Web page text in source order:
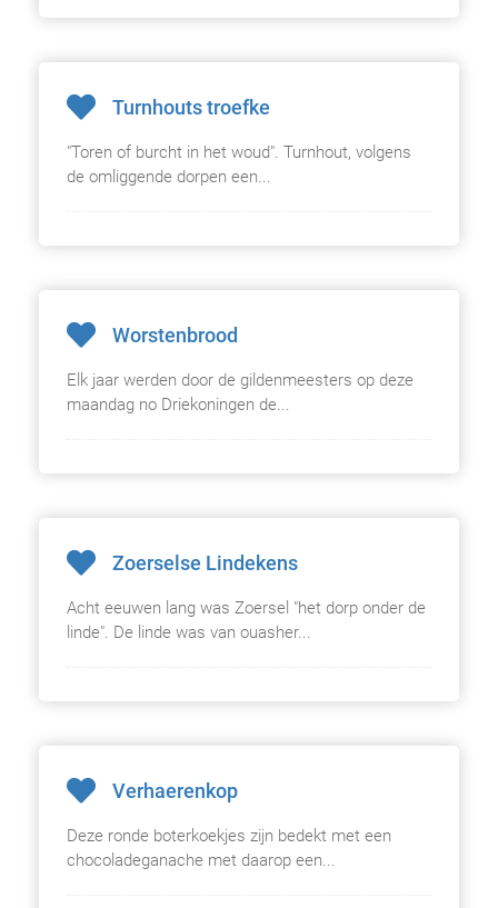
Turnhouts troefke
"Toren of burcht in het woud". Turnhout, volgens
de omliggende dorpen een...
Worstenbrood
Elk jaar werden door de gildenmeesters op deze
maandag no Driekoningen de...
Zoerselse Lindekens
Acht eeuwen lang was Zoersel "het dorp onder de
linde". De linde was van ouasher...
Verhaerenkop
Deze ronde boterkoekjes zijn bedekt met een
chocoladeganache met daarop een...